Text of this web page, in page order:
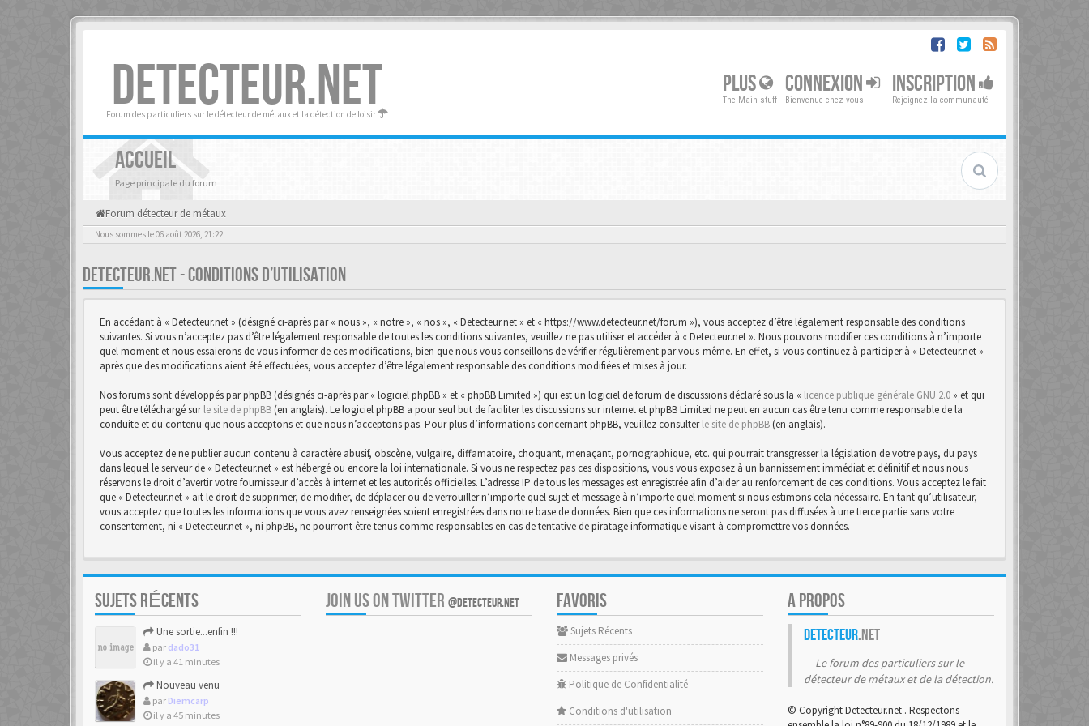
DETECTEUR.NET
Forum des particuliers sur le détecteur de métaux et la détection de loisir
PLUS
The Main stuff
CONNEXION
Bienvenue chez vous
INSCRIPTION
Rejoignez la communauté
ACCUEIL
Page principale du forum
Forum détecteur de métaux
Nous sommes le 06 août 2026, 21:22
DETECTEUR.NET - CONDITIONS D’UTILISATION
En accédant à « Detecteur.net » (désigné ci-après par « nous », « notre », « nos », « Detecteur.net » et « https://www.detecteur.net/forum »), vous acceptez d’être légalement responsable des conditions
suivantes. Si vous n’acceptez pas d’être légalement responsable de toutes les conditions suivantes, veuillez ne pas utiliser et accéder à « Detecteur.net ». Nous pouvons modifier ces conditions à n’importe
quel moment et nous essaierons de vous informer de ces modifications, bien que nous vous conseillons de vérifier régulièrement par vous-même. En effet, si vous continuez à participer à « Detecteur.net »
après que des modifications aient été effectuées, vous acceptez d’être légalement responsable des conditions modifiées et mises à jour.
Nos forums sont développés par phpBB (désignés ci-après par « logiciel phpBB » et « phpBB Limited ») qui est un logiciel de forum de discussions déclaré sous la « licence publique générale GNU 2.0 » et qui
peut être téléchargé surle site de phpBB (en anglais). Le logiciel phpBB a pour seul but de faciliter les discussions sur internet et phpBB Limited ne peut en aucun cas être tenu comme responsable de la
conduite et du contenu que nous acceptons et que nous n’acceptons pas. Pour plus d’informations concernant phpBB, veuillez consulterle site de phpBB (en anglais).
Vous acceptez de ne publier aucun contenu à caractère abusif, obscène, vulgaire, diffamatoire, choquant, menaçant, pornographique, etc. qui pourrait transgresser la législation de votre pays, du pays
dans lequel le serveur de « Detecteur.net » est hébergé ou encore la loi internationale. Si vous ne respectez pas ces dispositions, vous vous exposez à un bannissement immédiat et définitif et nous nous
réservons le droit d’avertir votre fournisseur d’accès à internet et les autorités officielles. L’adresse IP de tous les messages est enregistrée afin d’aider au renforcement de ces conditions. Vous acceptez le fait
que « Detecteur.net » ait le droit de supprimer, de modifier, de déplacer ou de verrouiller n’importe quel sujet et message à n’importe quel moment si nous estimons cela nécessaire. En tant qu’utilisateur,
vous acceptez que toutes les informations que vous avez renseignées soient enregistrées dans notre base de données. Bien que ces informations ne seront pas diffusées à une tierce partie sans votre
consentement, ni « Detecteur.net », ni phpBB, ne pourront être tenus comme responsables en cas de tentative de piratage informatique visant à compromettre vos données.
SUJETS RÉCENTS
Une sortie...enfin !!!
par dado31
il y a 41 minutes
Nouveau venu
par Diemcarp
il y a 45 minutes
JOIN US ON TWITTER @DETECTEUR.NET FAVORIS
Sujets Récents
Messages privés
Politique de Confidentialité
Conditions d'utilisation
A PROPOS
Detecteur.net
Le forum des particuliers sur le
détecteur de métaux et de la détection.
© Copyright Detecteur.net . Respectons